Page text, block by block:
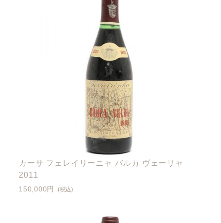
カーサ フェレイリーニャ バルカ ヴェーリャ
2011
150,000円 (税込)